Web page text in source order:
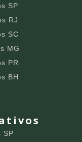
SP
RJ
SC
MG
PR
BH
SP